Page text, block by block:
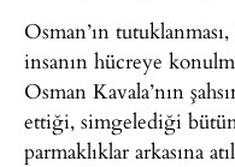
Osman’ın
insanın hücreye
Osman Kavala’nın
ettiği, simgelediği
parmaklıklar arkasına